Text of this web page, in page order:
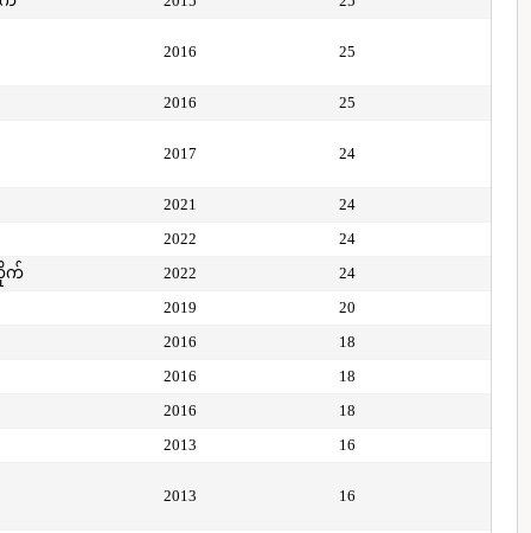
2016 25
2016 25
2017 24
2021
24
2022
24
က်
2022
24
2019
20
2016
18
2016
18
2016
18
2013
16
2013 16